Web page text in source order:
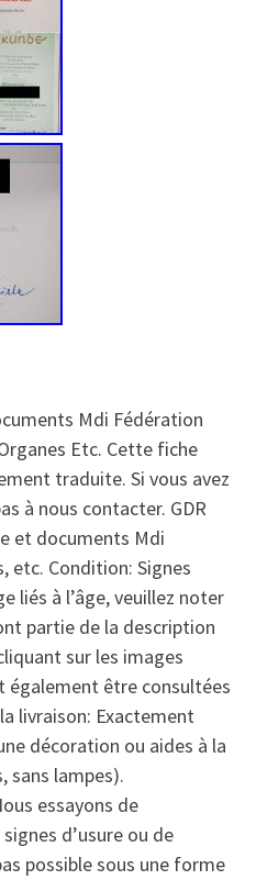
Mdi Fédération
Etc. Cette fiche
traduite. Si vous avez
à nous contacter. GDR
et documents Mdi
etc. Condition: Signes
liés à l’âge, veuillez noter
partie de la description
sur les images
également être consultées
livraison: Exactement
décoration ou aides à la
sans lampes).
essayons de
d’usure ou de
possible sous une forme